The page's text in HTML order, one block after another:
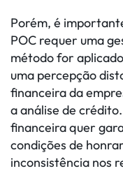
Porém, é
POC requer uma
método for
uma percepção
financeira da
a análise de
financeira quer
condições de
inconsistência nos